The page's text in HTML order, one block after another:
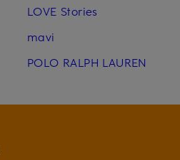
LOVE Stories
mavi
POLO RALPH LAUREN